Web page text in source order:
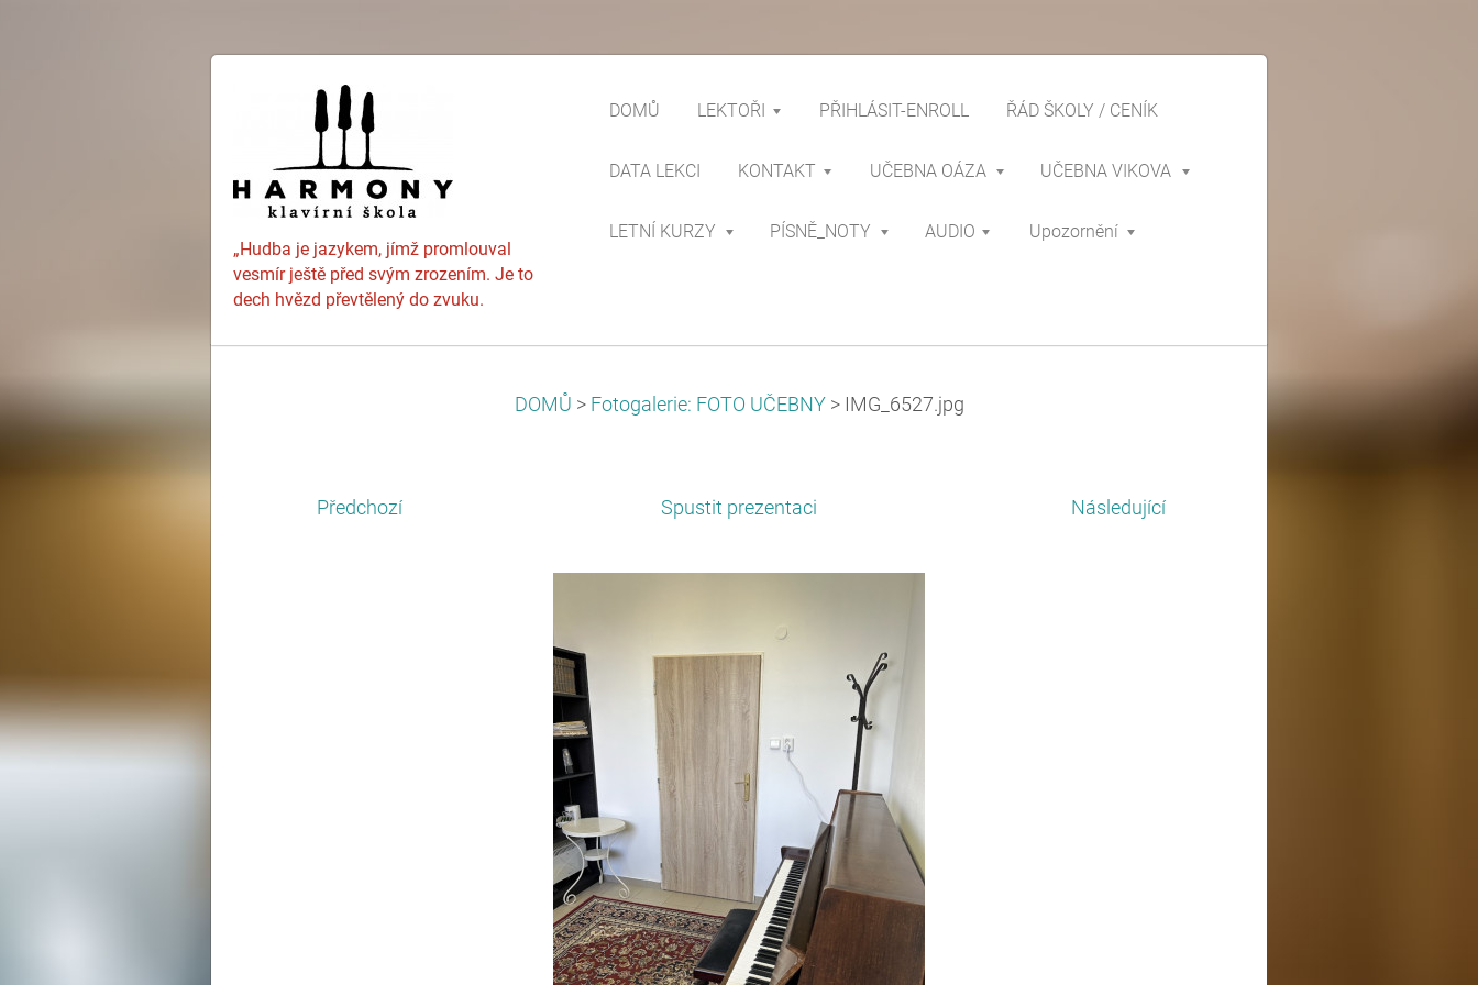
„Hudba je jazykem, jímž promlouval
vesmír ještě před svým zrozením. Je to
dech hvězd převtělený do zvuku.
DOMŮ LEKTOŘI PŘIHLÁSIT-ENROLL ŘÁD ŠKOLY / CENÍK
DATA LEKCI KONTAKT UČEBNA OÁZA UČEBNA VIKOVA
LETNÍ KURZY PÍSNĚ_NOTY AUDIO Upozornění
DOMŮ > Fotogalerie: FOTO UČEBNY > IMG_6527.jpg
Předchozí Spustit prezentaci Následující